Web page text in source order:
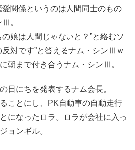
愛関係というのは人間同士のもの
Ⅲ。
娘は人間じゃないと？”と絡むソ
反対です”と答えるナム・シンⅢｗ
朝まで付き合うナム・シンⅢ。
日にちを発表するナム会長。
ことにし、PK自動車の自動走行
になったロラ。ロラが会社に入っ
ョンギル。